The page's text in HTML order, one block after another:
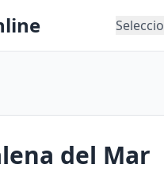
del Mar